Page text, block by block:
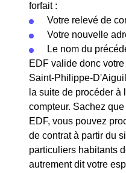
forfait :
Votre relevé de
Votre nouvelle
Le nom du
EDF valide donc
Saint-Philippe-
la suite de procéder
compteur. Sachez
EDF, vous pouvez
de contrat à partir du
particuliers habitants
autrement dit votre